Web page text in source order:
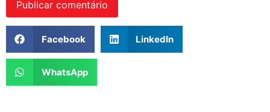
Facebook LinkedIn
WhatsApp